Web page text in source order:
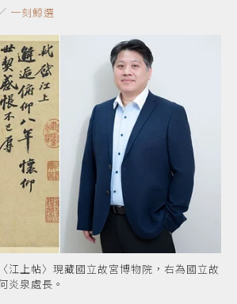
一刻鯨選
江上帖〉現藏國立故宮博物院，右為國立故
炎泉處長。